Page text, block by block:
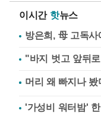
이시간 핫뉴스
방은희, 母 고독
"바지 벗고 앞뒤